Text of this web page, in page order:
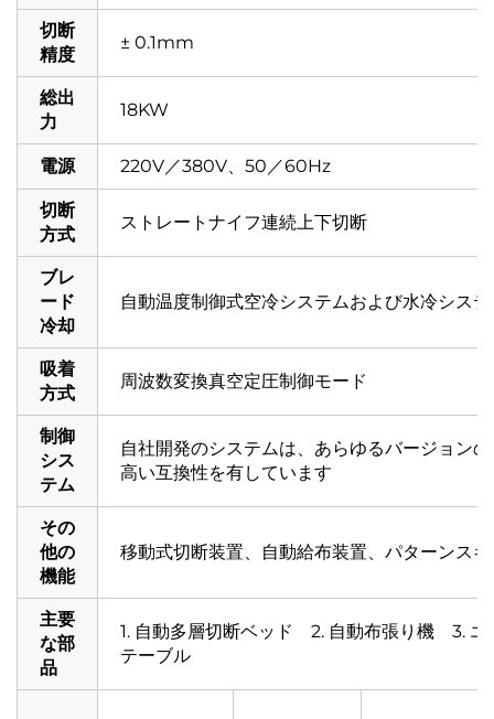
切断
精度
± 0.1mm
総出
力
18KW
電源 220V／380V、50／60Hz
切断
方式
ストレートナイフ連続上下切断
ブレ
ード
冷却
自動温度制御式空冷システムおよび水冷シス
吸着
方式
周波数変換真空定圧制御モード
制御
シス
テム
自社開発のシステムは、あらゆるバージョン
高い互換性を有しています
その
他の
機能
移動式切断装置、自動給布装置、パターンス
主要
な部
品
1. 自動多層切断ベッド 2. 自動布張り機 3. エ
テーブル